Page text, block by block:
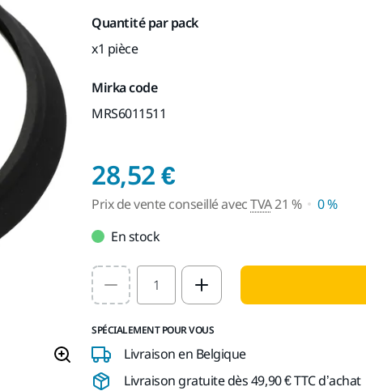
Quantité par pack
x1 pièce
Mirka code
MRS6011511
28,52 €Prix de vente
Prix de vente conseillé avecTVA21 %
0 %
En stock
Select quantity value
SPÉCIALEMENT POUR VOUS
Livraison en Belgique
Livraison gratuite dès 49,90 € TTC d’achat